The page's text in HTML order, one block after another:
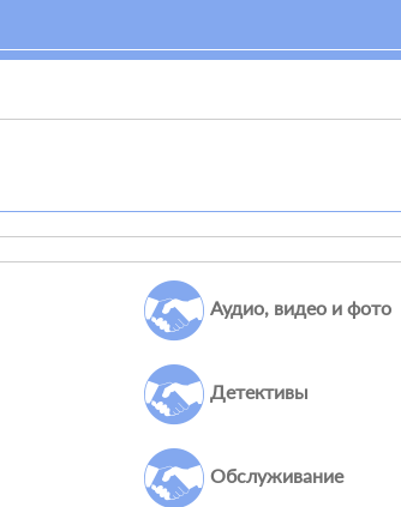
Аудио, видео и фото
Детективы
Обслуживание